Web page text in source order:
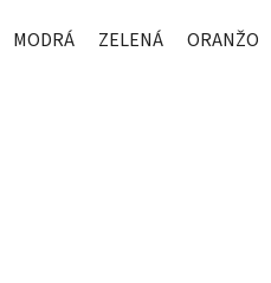
MODRÁ ZELENÁ